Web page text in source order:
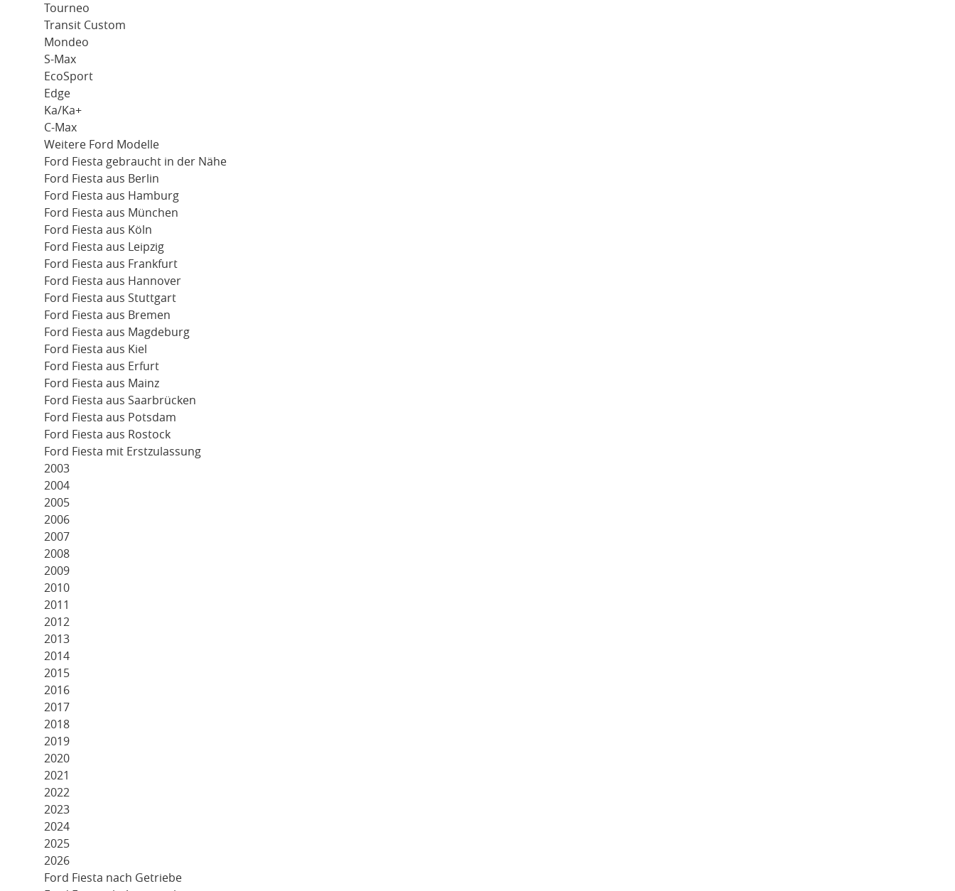
Tourneo
Transit Custom
Mondeo
S-Max
EcoSport
Edge
Ka/Ka+
C-Max
Weitere Ford Modelle
Ford Fiesta gebraucht in der Nähe
Ford Fiesta aus Berlin
Ford Fiesta aus Hamburg
Ford Fiesta aus München
Ford Fiesta aus Köln
Ford Fiesta aus Leipzig
Ford Fiesta aus Frankfurt
Ford Fiesta aus Hannover
Ford Fiesta aus Stuttgart
Ford Fiesta aus Bremen
Ford Fiesta aus Magdeburg
Ford Fiesta aus Kiel
Ford Fiesta aus Erfurt
Ford Fiesta aus Mainz
Ford Fiesta aus Saarbrücken
Ford Fiesta aus Potsdam
Ford Fiesta aus Rostock
Ford Fiesta mit Erstzulassung
2003
2004
2005
2006
2007
2008
2009
2010
2011
2012
2013
2014
2015
2016
2017
2018
2019
2020
2021
2022
2023
2024
2025
2026
Ford Fiesta nach Getriebe